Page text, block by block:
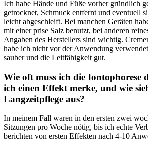
Ich habe Hände und Füße vorher gründlich
getrocknet, Schmuck entfernt und eventuell​
leicht abgeschleift. Bei manchen Geräten
mit einer‍ prise‌ Salz benutzt, bei anderen
Angaben des Herstellers⁣ sind wichtig.
habe ich nicht vor der Anwendung
sauber und die Leitfähigkeit gut.
Wie⁢ oft muss ⁢ich die Iontophorese
ich einen Effekt⁣ merke,⁤ und wie
Langzeitpflege aus?
In meinem Fall waren in den ersten zwei
Sitzungen ⁤pro Woche nötig, bis ‍ich echte
berichten von ersten Effekten nach⁣ 4-10